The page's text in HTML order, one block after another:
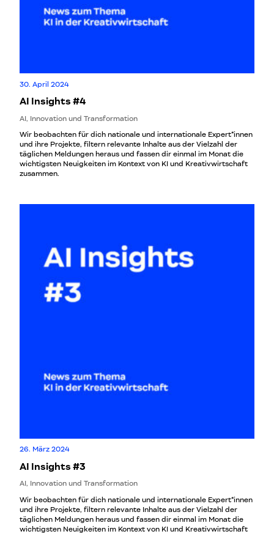
30. April 2024
AI Insights #4
AI, Innovation und Transformation
Wir beobachten für dich nationale und internationale Expert*innen
und ihre Projekte, filtern relevante Inhalte aus der Vielzahl der
täglichen Meldungen heraus und fassen dir einmal im Monat die
wichtigsten Neuigkeiten im Kontext von KI und Kreativwirtschaft
zusammen.
26. März 2024
AI Insights #3
AI, Innovation und Transformation
Wir beobachten für dich nationale und internationale Expert*innen
und ihre Projekte, filtern relevante Inhalte aus der Vielzahl der
täglichen Meldungen heraus und fassen dir einmal im Monat die
wichtigsten Neuigkeiten im Kontext von KI und Kreativwirtschaft